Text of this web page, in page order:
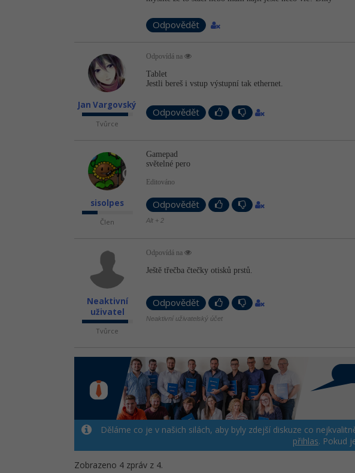
Odpovědět
Jan Vargovský
Tvůrce
Odpovídá na
Tablet
Jestli bereš i vstup výstupní tak ethernet.
Odpovědět
sisolpes
Člen
Gamepad
světelné pero
Editováno
Odpovědět
Alt + 2
Neaktivní
uživatel
Tvůrce
Odpovídá na
Ještě třečba čtečky otisků prstů.
Odpovědět
Neaktivní uživatelský účet
Děláme co je v našich silách, aby byly zdejší diskuze co
přihlas. Pokud
Zobrazeno 4 zpráv z 4.